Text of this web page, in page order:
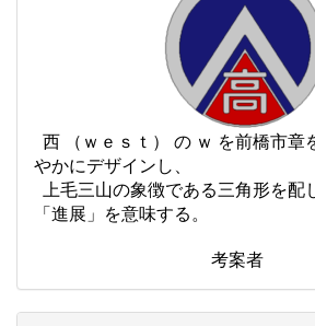
西 （ｗｅｓｔ） の ｗ を前橋市章
やかにデザインし、
上毛三山の象徴である三角形を配
「進展」を意味する。
考案者